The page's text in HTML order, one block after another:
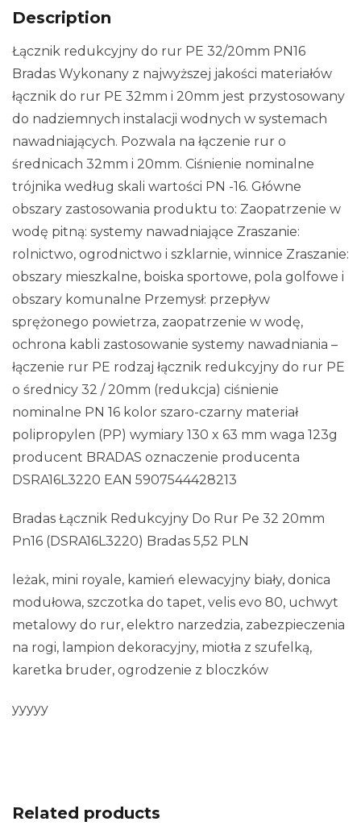
Description
Łącznik redukcyjny do rur PE 32/20mm PN16
Bradas Wykonany z najwyższej jakości materiałów
łącznik do rur PE 32mm i 20mm jest przystosowany
do nadziemnych instalacji wodnych w systemach
nawadniających. Pozwala na łączenie rur o
średnicach 32mm i 20mm. Ciśnienie nominalne
trójnika według skali wartości PN -16. Główne
obszary zastosowania produktu to: Zaopatrzenie w
wodę pitną: systemy nawadniające Zraszanie:
rolnictwo, ogrodnictwo i szklarnie, winnice Zraszanie:
obszary mieszkalne, boiska sportowe, pola golfowe i
obszary komunalne Przemysł: przepływ
sprężonego powietrza, zaopatrzenie w wodę,
ochrona kabli zastosowanie systemy nawadniania –
łączenie rur PE rodzaj łącznik redukcyjny do rur PE
o średnicy 32 / 20mm (redukcja) ciśnienie
nominalne PN 16 kolor szaro-czarny materiał
polipropylen (PP) wymiary 130 x 63 mm waga 123g
producent BRADAS oznaczenie producenta
DSRA16L3220 EAN 5907544428213
Bradas Łącznik Redukcyjny Do Rur Pe 32 20mm
Pn16 (DSRA16L3220) Bradas 5,52 PLN
leżak, mini royale, kamień elewacyjny biały, donica
modułowa, szczotka do tapet, velis evo 80, uchwyt
metalowy do rur, elektro narzedzia, zabezpieczenia
na rogi, lampion dekoracyjny, miotła z szufelką,
karetka bruder, ogrodzenie z bloczków
yyyyy
Related products